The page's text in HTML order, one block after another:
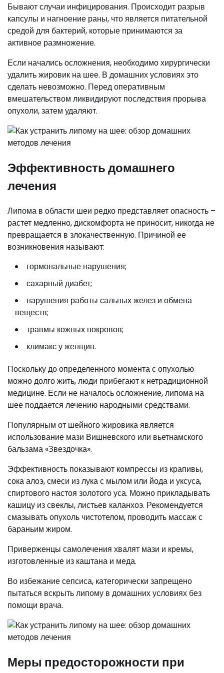
Бывают случаи инфицирования. Происходит разрыв
капсулы и нагноение раны, что является питательной
средой для бактерий, которые принимаются за
активное размножение.
Если начались осложнения, необходимо хирургически
удалить жировик на шее. В домашних условиях это
сделать невозможно. Перед оперативным
вмешательством ликвидируют последствия прорыва
опухоли, затем удаляют.
Эффективность домашнего
лечения
Липома в области шеи редко представляет опасность –
растет медленно, дискомфорта не приносит, никогда не
превращается в злокачественную. Причиной ее
возникновения называют:
гормональные нарушения;
сахарный диабет;
нарушения работы сальных желез и обмена
веществ;
травмы кожных покровов;
климакс у женщин.
Поскольку до определенного момента с опухолью
можно долго жить, люди прибегают к нетрадиционной
медицине. Если не началось осложнение, липома на
шее поддается лечению народными средствами.
Популярным от шейного жировика является
использование мази Вишневского или вьетнамского
бальзама «Звездочка».
Эффективность показывают компрессы из крапивы,
сока алоэ, смеси из лука с мылом или йода и уксуса,
спиртового настоя золотого уса. Можно прикладывать
кашицу из свеклы, листьев каланхоэ. Рекомендуется
смазывать опухоль чистотелом, проводить массаж с
бараньим жиром.
Приверженцы самолечения хвалят мази и кремы,
изготовленные из каштана и меда.
Во избежание сепсиса, категорически запрещено
пытаться вскрыть липому в домашних условиях без
помощи врача.
Меры предосторожности при